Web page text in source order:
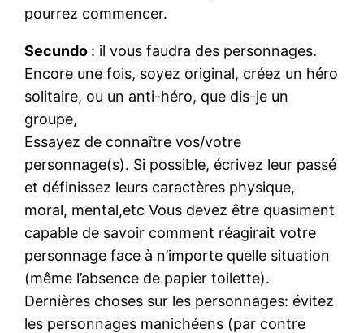
pourrez commencer.
Secundo : il vous faudra des personnages.
Encore une fois, soyez original, créez un héro
solitaire, ou un anti-héro, que dis-je un
groupe,
Essayez de connaître vos/votre
personnage(s). Si possible, écrivez leur passé
et définissez leurs caractères physique,
moral, mental,etc Vous devez être quasiment
capable de savoir comment réagirait votre
personnage face à n’importe quelle situation
(même l’absence de papier toilette).
Dernières choses sur les personnages: évitez
les personnages manichéens (par contre